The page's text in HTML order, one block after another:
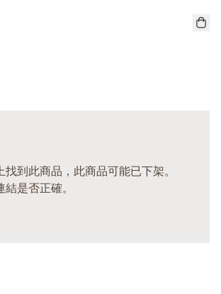
到此商品，此商品可能已下架。
是否正確。